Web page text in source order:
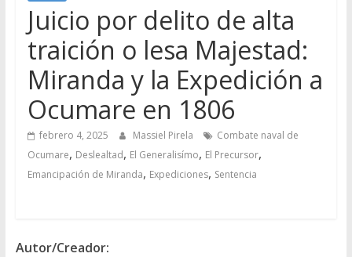
Juicio por delito de alta
traición o lesa Majestad:
Miranda y la Expedición a
Ocumare en 1806
febrero 4, 2025 Massiel Pirela
Combate naval de
Ocumare, Deslealtad, El Generalisímo, El Precursor,
Emancipación de Miranda, Expediciones, Sentencia
Autor/Creador: